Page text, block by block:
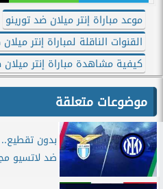
موعد مباراة إنتر ميلان ضد تورينو
القنوات الناقلة لمباراة إنتر
كيفية مشاهدة مباراة إنتر ميلان
موضوعات متعلقة
بدون تقطيع..
ضد لاتسيو